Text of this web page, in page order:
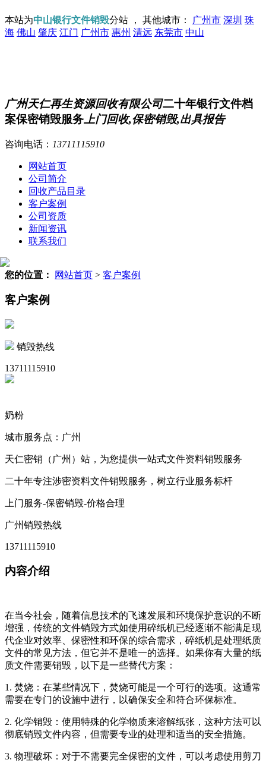
本站为中山银行文件销毁分站 ， 其他城市： 广州市 深圳 珠
海 佛山 肇庆 江门 广州市 惠州 清远 东莞市 中山
广州天仁再生资源回收有限公司二十年银行文件档
案保密销毁服务 上门回收,保密销毁,出具报告
咨询电话： 13711115910
网站首页
公司简介
回收产品目录
客户案例
公司资质
新闻资讯
联系我们
您的位置： 网站首页 > 客户案例
客户案例
销毁热线
13711115910
奶粉
城市服务点：广州
天仁密销（广州）站，为您提供一站式文件资料销毁服务
二十年专注涉密资料文件销毁服务，树立行业服务标杆
上门服务-保密销毁-价格合理
广州销毁热线
13711115910
内容介绍
在当今社会，随着信息技术的飞速发展和环境保护意识的不断
增强，传统的文件销毁方式如使用碎纸机已经逐渐不能满足现
代企业对效率、保密性和环保的综合需求，碎纸机是处理纸质
文件的常见方法，但它并不是唯一的选择。如果你有大量的纸
质文件需要销毁，以下是一些替代方案：
1. 焚烧：在某些情况下，焚烧可能是一个可行的选项。这通常
需要在专门的设施中进行，以确保安全和符合环保标准。
2. 化学销毁：使用特殊的化学物质来溶解纸张，这种方法可以
彻底销毁文件内容，但需要专业的处理和适当的安全措施。
3. 物理破坏：对于不需要完全保密的文件，可以考虑使用剪刀